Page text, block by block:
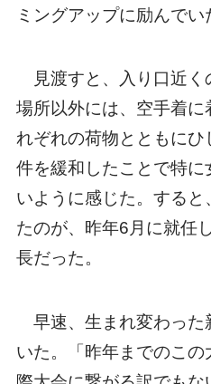
ミングアップに励んでい
見渡すと、入り口近く
場所以外には、空手着
れぞれの荷物とともに
件を緩和したことで特に
いように感じた。する
たのが、昨年6月に就任
長だった。
早速、生まれ変わった
いた。「昨年までのこの